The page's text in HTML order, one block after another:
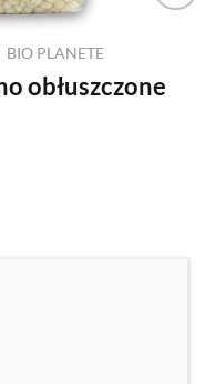
BIO PLANETE
obłuszczone